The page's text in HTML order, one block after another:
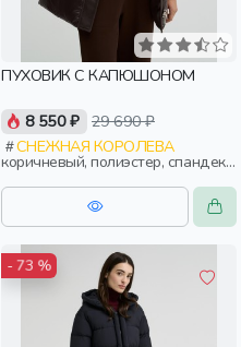
ПУХОВИК С КАПЮШОНОМ
8 550 ₽ 29 690 ₽
СНЕЖНАЯ КОРОЛЕВА
коричневый, полиэстер, спандекс,
вискоза, замша, трикотаж, мех,
нейлон, зима, осень, россия,
прямые, удлиненные, капюшон,
молния, застежка, утепленные,
женщины, взрослые
- 73 %